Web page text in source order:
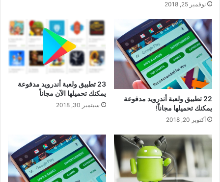
نوفمبر 25, 2018
22 تطبيق ولعبة أندرويد مدفوعة
يمكنك تحميلها مجاناً!
أكتوبر 20, 2018
23 تطبيق ولعبة أندرويد مدفوعة
يمكنك تحميلها الآن مجاناً
سبتمبر 30, 2018